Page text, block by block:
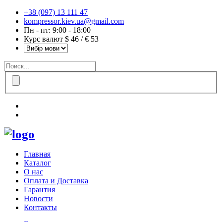
+38 (097) 13 111 47
kompressor.kiev.ua@gmail.com
Пн - пт: 9:00 - 18:00
Курс валют $ 46 / € 53
Главная
Каталог
О нас
Оплата и Доставка
Гарантия
Новости
Контакты